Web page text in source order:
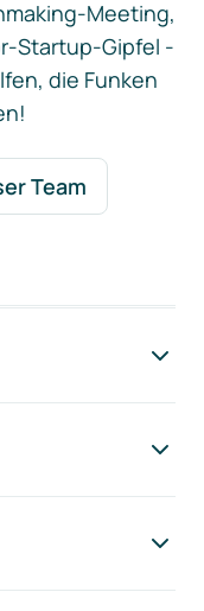
Meeting,
Startup-Gipfel -
die Funken
Team